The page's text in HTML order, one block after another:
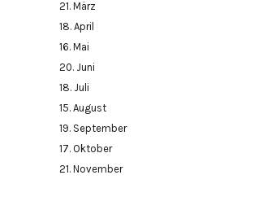
21. März
18. April
16. Mai
20. Juni
18. Juli
15. August
19. September
17. Oktober
21. November